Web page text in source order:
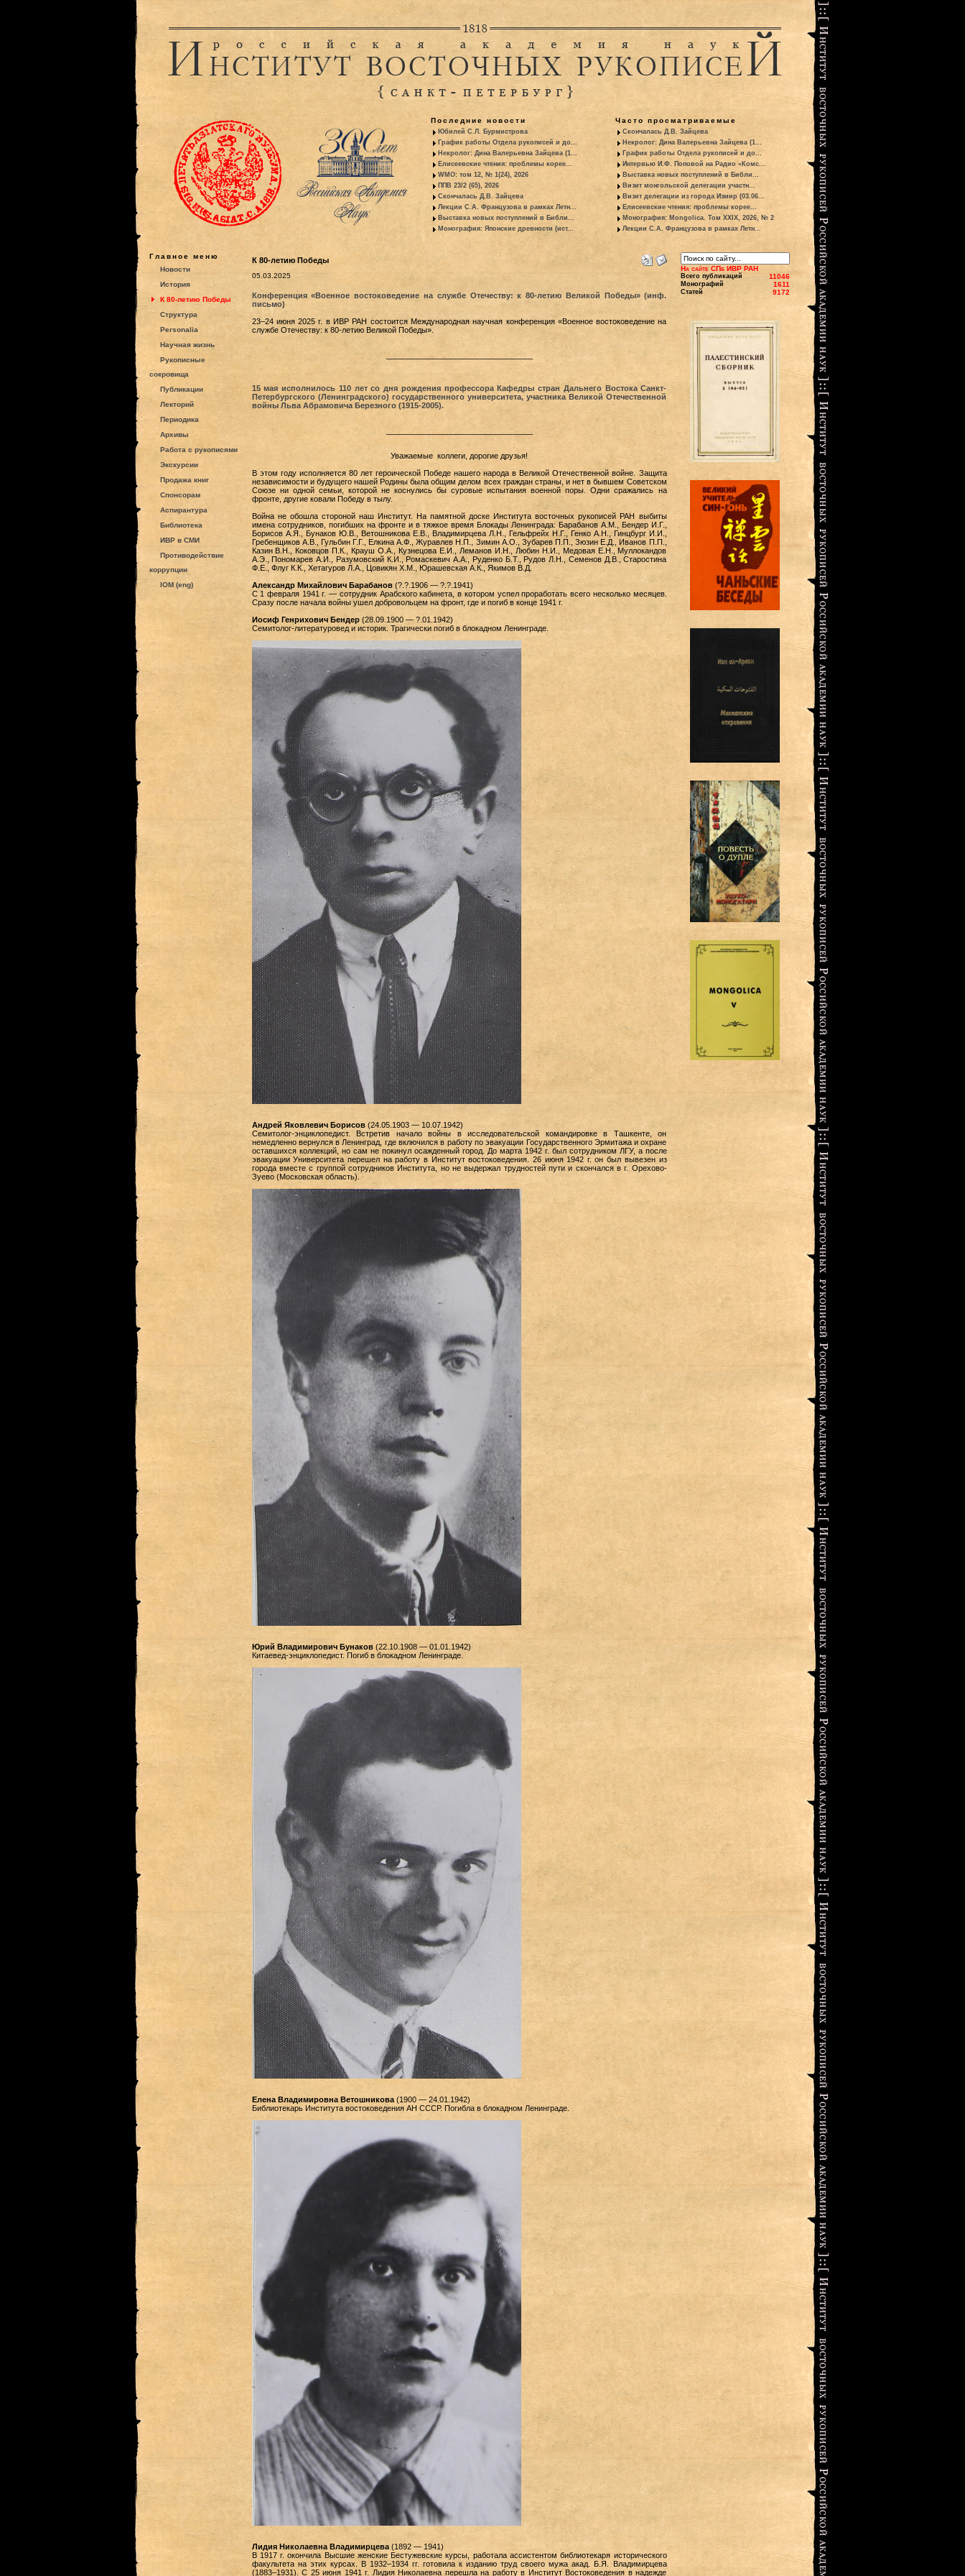
Последние новости
Юбилей С.Л. Бурмистрова
График работы Отдела рукописей и до...
Некролог: Дина Валерьевна Зайцева (1...
Елисеевские чтения: проблемы корее...
WMO: том 12, № 1(24), 2026
ППВ 23/2 (65), 2026
Скончалась Д.В. Зайцева
Лекции С.А. Французова в рамках Летн...
Выставка новых поступлений в Библи...
Монография: Японские древности (ист...
Часто просматриваемые
Скончалась Д.В. Зайцева
Некролог: Дина Валерьевна Зайцева (1...
График работы Отдела рукописей и до...
Интервью И.Ф. Поповой на Радио «Комс...
Выставка новых поступлений в Библи...
Визит монгольской делегации участн...
Визит делегации из города Измир (03.06...
Елисеевские чтения: проблемы корее...
Монография: Mongolica. Том XXIX, 2026, № 2
Лекции С.А. Французова в рамках Летн...
Главное меню
Новости
История
К 80-летию Победы
Структура
Personalia
Научная жизнь
Рукописные
сокровища
Публикации
Лекторий
Периодика
Архивы
Работа с рукописями
Экскурсии
Продажа книг
Спонсорам
Аспирантура
Библиотека
ИВР в СМИ
Противодействие
коррупции
IOM (eng)
К 80-летию Победы
05.03.2025
Конференция «Военное востоковедение на службе Отечеству: к 80-летию Великой Победы» (инф.
письмо)
23–24 июня 2025 г. в ИВР РАН состоится Международная научная конференция «Военное востоковедение на
службе Отечеству: к 80-летию Великой Победы».
__________________________________
15 мая исполнилось 110 лет со дня рождения профессора Кафедры стран Дальнего Востока Санкт-
Петербургского (Ленинградского) государственного университета, участника Великой Отечественной
войны Льва Абрамовича Березного (1915-2005).
Уважаемые коллеги, дорогие друзья!
В этом году исполняется 80 лет героической Победе нашего народа в Великой Отечественной войне. Защита
независимости и будущего нашей Родины была общим делом всех граждан страны, и нет в бывшем Советском
Союзе ни одной семьи, которой не коснулись бы суровые испытания военной поры. Одни сражались на
фронте, другие ковали Победу в тылу.
Война не обошла стороной наш Институт. На памятной доске Института восточных рукописей РАН выбиты
имена сотрудников, погибших на фронте и в тяжкое время Блокады Ленинграда: Барабанов А.М., Бендер И.Г.,
Борисов А.Я., Бунаков Ю.В., Ветошникова Е.В., Владимирцева Л.Н., Гельфрейх Н.Г., Генко А.Н., Гинцбург И.И.,
Гребенщиков А.В., Гульбин Г.Г., Елкина А.Ф., Журавлев Н.П., Зимин А.О., Зубарев П.П., Зюзин Е.Д., Иванов П.П.,
Казин В.Н., Коковцов П.К., Крауш О.А., Кузнецова Е.И., Леманов И.Н., Любин Н.И., Медовая Е.Н., Муллокандов
А.Э., Пономарев А.И., Разумовский К.И., Ромаскевич А.А., Руденко Б.Т., Рудов Л.Н., Семенов Д.В., Старостина
Ф.Е., Флуг К.К., Хетагуров Л.А., Цовикян Х.М., Юрашевская А.К., Якимов В.Д.
Александр Михайлович Барабанов(?.?.1906 — ?.?.1941)
С 1 февраля 1941 г. — сотрудник Арабского кабинета, в котором успел проработать всего несколько месяцев.
Сразу после начала войны ушел добровольцем на фронт, где и погиб в конце 1941 г.
Иосиф Генрихович Бендер (28.09.1900 — ?.01.1942)
Семитолог-литературовед и историк. Трагически погиб в блокадном Ленинграде.
Андрей Яковлевич Борисов (24.05.1903 — 10.07.1942)
Семитолог-энциклопедист. Встретив начало войны в исследовательской командировке в Ташкенте, он
немедленно вернулся в Ленинград, где включился в работу по эвакуации Государственного Эрмитажа и охране
оставшихся коллекций, но сам не покинул осажденный город. До марта 1942 г. был сотрудником ЛГУ, а после
эвакуации Университета перешел на работу в Институт востоковедения. 26 июня 1942 г. он был вывезен из
города вместе с группой сотрудников Института, но не выдержал трудностей пути и скончался в г. Орехово-
Зуево (Московская область).
Юрий Владимирович Бунаков(22.10.1908 — 01.01.1942)
Китаевед-энциклопедист. Погиб в блокадном Ленинграде.
Елена Владимировна Ветошникова (1900 —24.01.1942)
Библиотекарь Института востоковедения АН СССР. Погибла в блокадном Ленинграде.
Лидия Николаевна Владимирцева (1892 — 1941)
В 1917 г. окончила Высшие женские Бестужевские курсы, работала ассистентом библиотекаря исторического
факультета на этих курсах. В 1932–1934 гг. готовила к изданию труд своего мужа акад. Б.Я. Владимирцева
(1883–1931). С 25 июня 1941 г. Лидия Николаевна перешла на работу в Институт Востоковедения в надежде
На сайте СПб ИВР РАН
Всего публикаций 11046
Монографий 1611
Статей 9172